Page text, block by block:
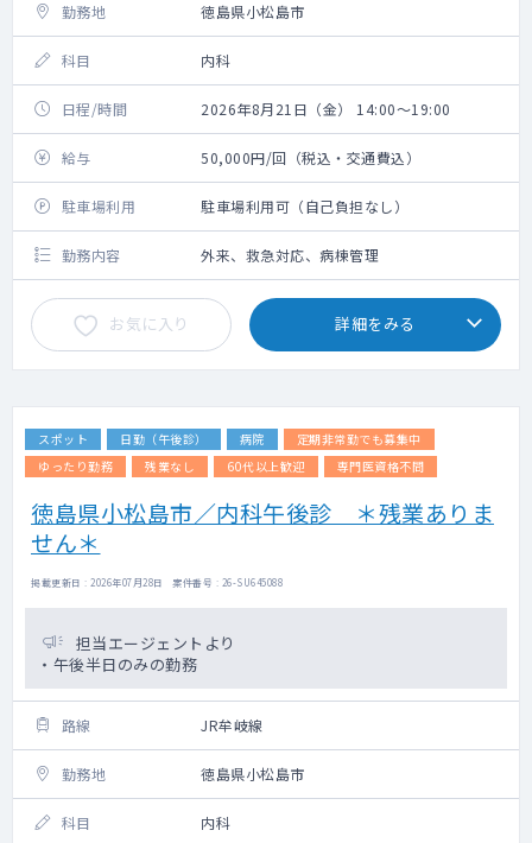
勤務地 徳島県小松島市
科目 内科
日程/時間 2026年8月21日（金） 14:00～19:00
給与 50,000円/回（税込・交通費込）
駐車場利用 駐車場利用可（自己負担なし）
勤務内容 外来、救急対応、病棟管理
お気に入り 詳細をみる
スポット 日勤（午後診） 病院
定期非常勤でも募集中
ゆったり勤務
残業なし 60代以上歓迎 専門医資格不問
徳島県小松島市／内科午後診 ＊残業ありま
せん＊
掲載更新日 : 2026年07月28日 案件番号 : 26-SU645088
担当エージェントより
・午後半日のみの勤務
路線 JR牟岐線
勤務地 徳島県小松島市
科目 内科